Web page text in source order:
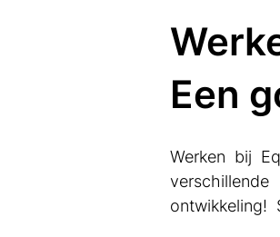
Een
Werken bij
ontwikkeling!